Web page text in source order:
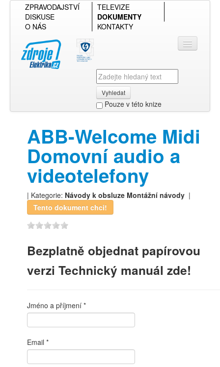
ZPRAVODAJSTVÍ
TELEVIZE
DISKUSE
DOKUMENTY
O NÁS
KONTAKTY
Vyhledat
Pouze v této knize
Přehled podle firmy
Přehled podle obsahu
ABB-Welcome Midi
Domovní audio a
videotelefony
| Kategorie: Návody k obsluze Montážní návody|
Tento dokument chci!
Bezplatně objednat papírovou
verzi Technický manuál zde!
Jméno a příjmení
Email